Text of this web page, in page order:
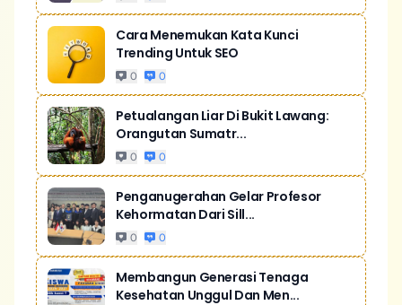
Cara Menemukan Kata Kunci
Trending Untuk SEO
0 0
Petualangan Liar Di Bukit Lawang:
Orangutan Sumatr...
0 0
Penganugerahan Gelar Profesor
Kehormatan Dari Sill...
0 0
Membangun Generasi Tenaga
Kesehatan Unggul Dan Men...